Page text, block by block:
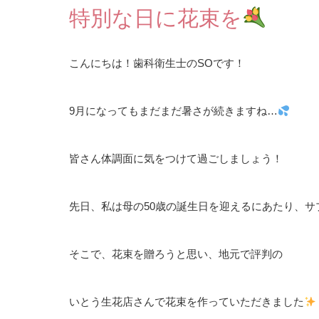
特別な日に花束を
こんにちは！歯科衛生士のSOです！
9月になってもまだまだ暑さが続きますね…
皆さん体調面に気をつけて過ごしましょう！
先日、私は母の50歳の誕生日を迎えるにあたり、サ
そこで、花束を贈ろうと思い、地元で評判の
いとう生花店さんで花束を作っていただきました